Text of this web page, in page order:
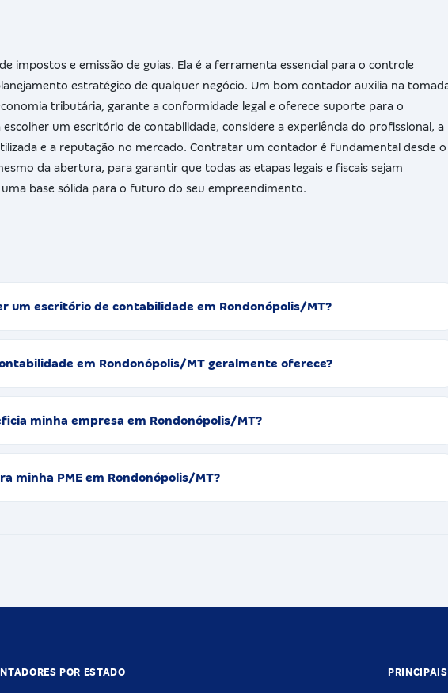
impostos e emissão de guias. Ela é a ferramenta essencial para o controle
estratégico de qualquer negócio. Um bom contador auxilia na
tributária, garante a conformidade legal e oferece suporte para o
um escritório de contabilidade, considere a experiência do profissional, a
e a reputação no mercado. Contratar um contador é fundamental desde o
da abertura, para garantir que todas as etapas legais e fiscais sejam
base sólida para o futuro do seu empreendimento.
um escritório de contabilidade em Rondonópolis/MT?
em Rondonópolis/MT geralmente oferece?
minha empresa em Rondonópolis/MT?
minha PME em Rondonópolis/MT?
POR ESTADO